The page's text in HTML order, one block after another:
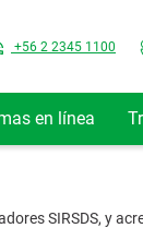
Menu
+56 2 2345 1100
en línea
SIRSDS, y